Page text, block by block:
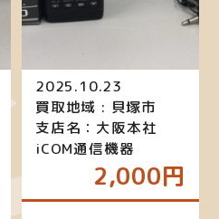
2025.10.23
買取地域 : 貝塚市
支店名：大阪本社
iCOM通信機器
2,000円